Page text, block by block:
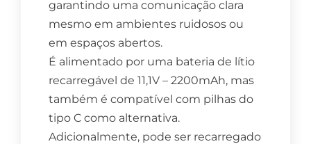
garantindo uma comunicação clara
mesmo em ambientes ruidosos ou
em espaços abertos.
É alimentado por uma bateria de lítio
recarregável de 11,1V – 2200mAh, mas
também é compatível com pilhas do
tipo C como alternativa.
Adicionalmente, pode ser recarregado